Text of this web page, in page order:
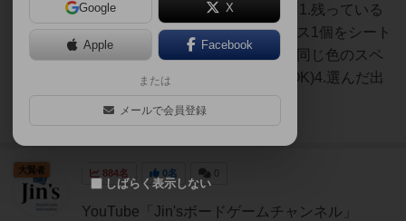
ら、以下のアクションを実行する1.残っている
全てのダイスを振る2.好きなダイス1個をシート
左上のスペースに置く3.ダイスと同じ色のスペ
ースに記入する(白はどの色でもOK)4.選んだ出
884名 0名 0
YouTube「Jin'sボードゲームチャンネル」
大賢者
Google X
Apple Facebook
または
メールで会員登録
しばらく表示しない